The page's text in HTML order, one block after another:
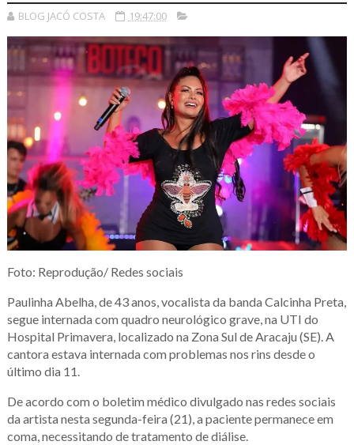
BLOG JACÓ COSTA 19:47:00
Foto: Reprodução/ Redes sociais
Paulinha Abelha, de 43 anos, vocalista da banda Calcinha Preta,
segue internada com quadro neurológico grave, na UTI do
Hospital Primavera, localizado na Zona Sul de Aracaju (SE). A
cantora estava internada com problemas nos rins desde o
último dia 11.
De acordo com o boletim médico divulgado nas redes sociais
da artista nesta segunda-feira (21), a paciente permanece em
coma, necessitando de tratamento de diálise.